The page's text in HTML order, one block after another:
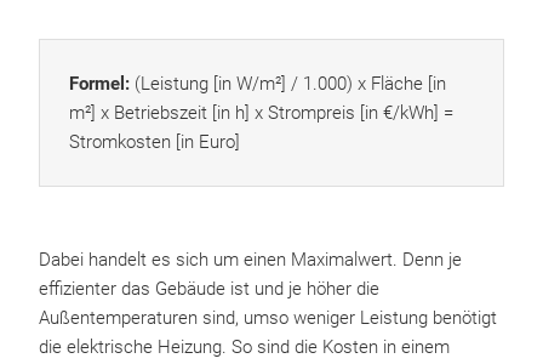
Formel: (Leistung [in W/m²] / 1.000) x Fläche [in
m²] x Betriebszeit [in h] x Strompreis [in €/kWh] =
Stromkosten [in Euro]
Dabei handelt es sich um einen Maximalwert. Denn je
effizienter das Gebäude ist und je höher die
Außentemperaturen sind, umso weniger Leistung benötigt
die elektrische Heizung. So sind die Kosten in einem